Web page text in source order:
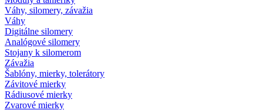
Váhy, silomery, závažia
Váhy
Digitálne silomery
Analógové silomery
Stojany k silomerom
Závažia
Šablóny, mierky, tolerátory
Závitové mierky
Rádiusové mierky
Zvarové mierky